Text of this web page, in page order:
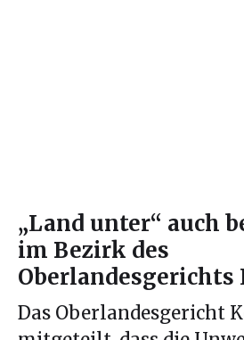
„Land unter“ auch
im Bezirk des
Oberlandesgerichts
Das Oberlandesgericht